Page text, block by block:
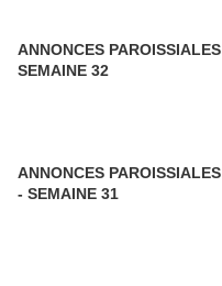
ANNONCES
SEMAINE 32
ANNONCES
- SEMAINE 31